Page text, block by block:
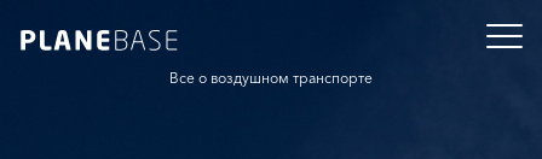
Все о воздушном транспорте